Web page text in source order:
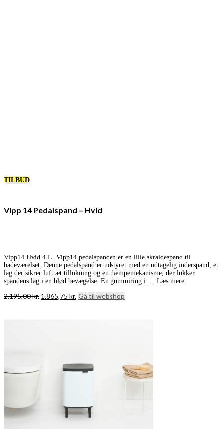
TILBUD
Vipp 14 Pedalspand – Hvid
Vipp14 Hvid 4 L. Vipp14 pedalspanden er en lille skraldespand til
badeværelset. Denne pedalspand er udstyret med en udtagelig inderspand, et
låg der sikrer lufttæt tillukning og en dæmpemekanisme, der lukker
spandens låg i en blød bevægelse. En gummiring i … Læs mere
2.195,00kr. Den
1.865,75 kr. Den
Gå til webshop